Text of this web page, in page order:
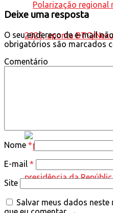
presidencial de
Deixe uma resposta
O seu endereço de e-mail
obrigatórios são marcados
Comentário
Nome *
E-mail *
Site
Salvar meus dados